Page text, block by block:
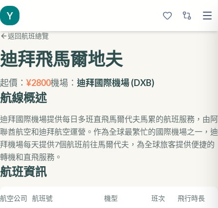
Y
返回航班總覽
迪拜飛馬爾地夫
起價： ¥2800機場： 迪拜國際機場(DXB)
航線概述
迪拜國際機場提供每日多班直飛馬爾代夫馬累的航班服務，由阿
聯酋航空和迪拜航空運營。作為全球最繁忙的國際機場之一，迪
拜機場每天提供7個航班前往馬爾代夫，為全球旅客提供便捷的
轉機和直飛服務。
航班資訊
航空公司 航班號 機型 班次 飛行時長